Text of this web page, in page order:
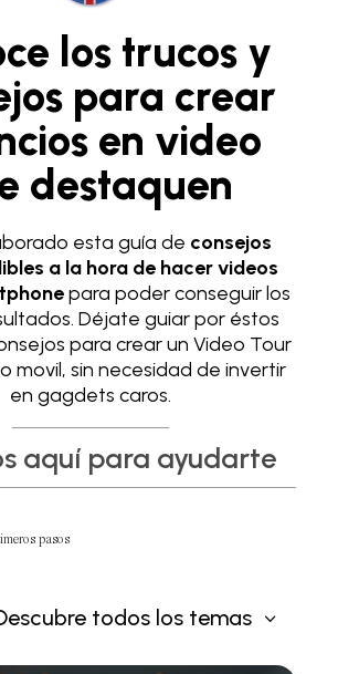
los trucos y
para crear
en video
destaquen
esta guía de consejos
a la hora de hacer videos
para poder conseguir los
Déjate guiar por éstos
para crear un Video Tour
movil, sin necesidad de invertir
en gagdets caros.
aquí para ayudarte
pasos
todos los temas